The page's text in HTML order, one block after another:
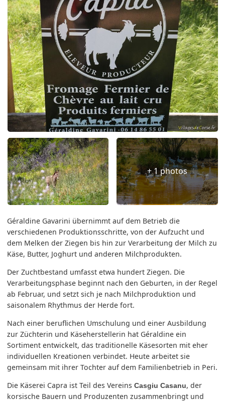
+ 1 photos
Géraldine Gavarini übernimmt auf dem Betrieb die
verschiedenen Produktionsschritte, von der Aufzucht und
dem Melken der Ziegen bis hin zur Verarbeitung der Milch zu
Käse, Butter, Joghurt und anderen Milchprodukten.
Der Zuchtbestand umfasst etwa hundert Ziegen. Die
Verarbeitungsphase beginnt nach den Geburten, in der Regel
ab Februar, und setzt sich je nach Milchproduktion und
saisonalem Rhythmus der Herde fort.
Nach einer beruflichen Umschulung und einer Ausbildung
zur Züchterin und Käseherstellerin hat Géraldine ein
Sortiment entwickelt, das traditionelle Käsesorten mit eher
individuellen Kreationen verbindet. Heute arbeitet sie
gemeinsam mit ihrer Tochter auf dem Familienbetrieb in Peri.
Die Käserei Capra ist Teil des VereinsCasgiu Casanu, der
korsische Bauern und Produzenten zusammenbringt und